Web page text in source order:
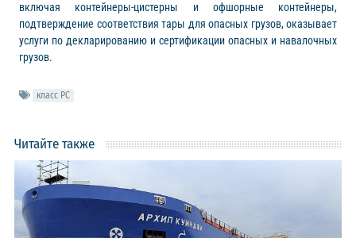
включая контейнеры-цистерны и офшорные контейнеры,
подтверждение соответствия тары для опасных грузов, оказывает
услуги по декларированию и сертификации опасных и навалочных
грузов.
класс РС
Читайте также